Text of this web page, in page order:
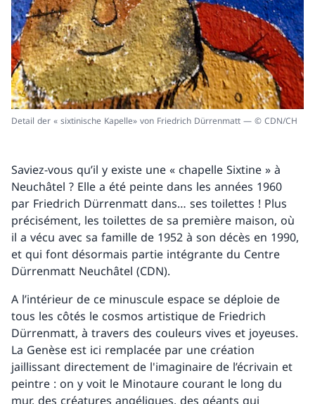
Detail der « sixtinische Kapelle» von Friedrich Dürrenmatt — © CDN/CH
Saviez-vous qu’il y existe une « chapelle Sixtine » à
Neuchâtel ? Elle a été peinte dans les années 1960
par Friedrich Dürrenmatt dans… ses toilettes ! Plus
précisément, les toilettes de sa première maison, où
il a vécu avec sa famille de 1952 à son décès en 1990,
et qui font désormais partie intégrante du Centre
Dürrenmatt Neuchâtel (CDN).
A l’intérieur de ce minuscule espace se déploie de
tous les côtés le cosmos artistique de Friedrich
Dürrenmatt, à travers des couleurs vives et joyeuses.
La Genèse est ici remplacée par une création
jaillissant directement de l'imaginaire de l’écrivain et
peintre : on y voit le Minotaure courant le long du
mur, des créatures angéliques, des géants qui